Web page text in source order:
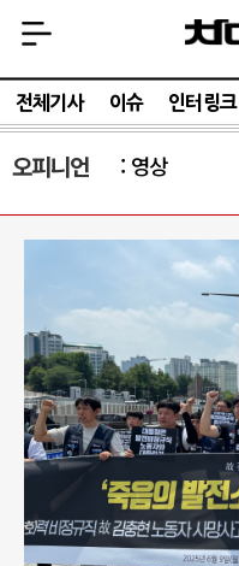
전체기사 이슈 인터링크
오피니언 영상